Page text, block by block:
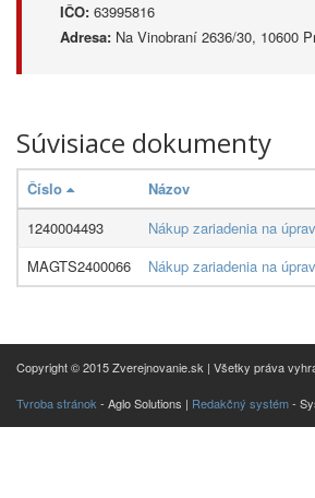
IČO: 63995816
Adresa: Na Vinobraní 2636/30, 10600
Súvisiace dokumenty
Číslo
Názov
1240004493
Nákup zariadenia na
MAGTS2400066
Nákup zariadenia na
Copyright © 2015 Zverejnovanie.sk | Všetky práva
Tvroba stránok - Aglo Solutions | Redakčný systém-